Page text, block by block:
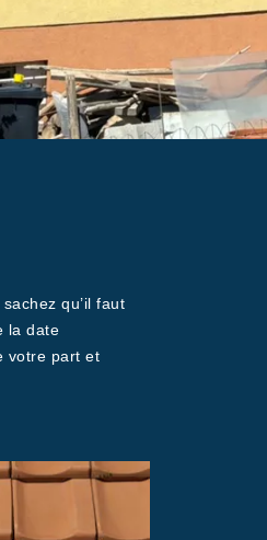
qu’il faut
la date
votre part et